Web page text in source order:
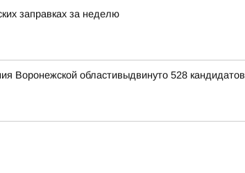
заправках за неделю
Воронежской областивыдвинуто 528 кандидатов